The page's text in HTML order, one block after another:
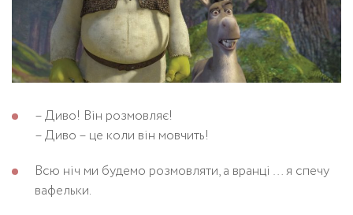
– Диво! Він розмовляє!
– Диво – це коли він мовчить!
Всю ніч ми будемо розмовляти, а вранці … я спечу
вафельки.